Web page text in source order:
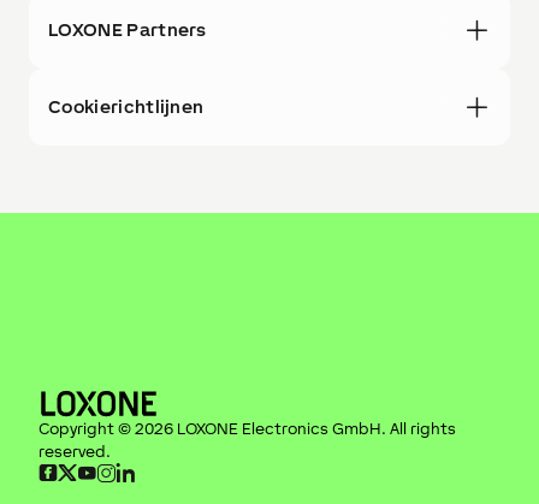
LOXONE Partners
Cookierichtlijnen
Copyright © 2026 LOXONE Electronics GmbH. All rights
reserved.